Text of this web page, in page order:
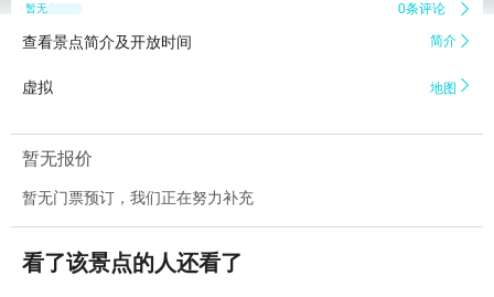
暂无点评 0条评论 
查看景点简介及开放时间 简介 
虚拟 地图 
暂无报价
暂无门票预订，我们正在努力补充
看了该景点的人还看了